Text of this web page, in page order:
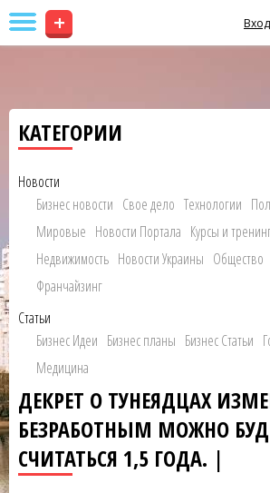
+ Вход
КАТЕГОРИИ
Новости
Бизнес новости Свое дело Технологии
Мировые Новости Портала Курсы и
Недвижимость Новости Украины Общество
Франчайзинг
Статьи
Бизнес Идеи Бизнес планы Бизнес Статьи
Медицина
ДЕКРЕТ О ТУНЕЯДЦАХ
БЕЗРАБОТНЫМ МОЖНО
СЧИТАТЬСЯ 1,5 ГОДА. |